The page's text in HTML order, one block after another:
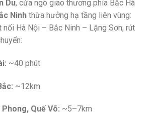
Du, cửa ngõ giao thương phía Bắc Hà
Ninh thừa hưởng hạ tầng liên vùng:
nối Hà Nội – Bắc Ninh – Lặng Sơn, rút
~40 phút
~12km
Phong, Quế Võ: ~5–7km